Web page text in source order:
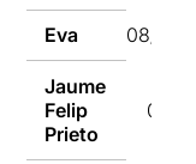
Eva 08/09/
Jaume
Felip
Prieto
08/